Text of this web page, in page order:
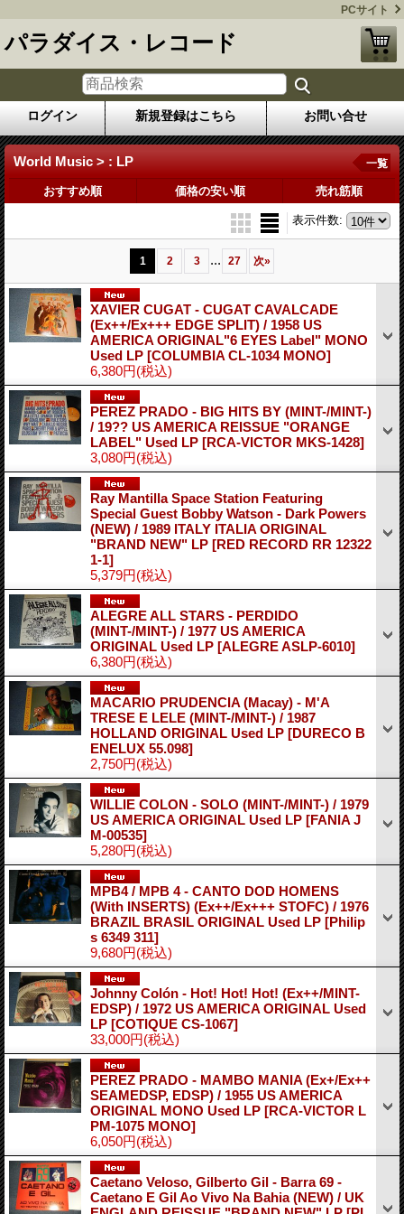
PCサイト
パラダイス・レコード
ログイン 新規登録はこちら お問い合せ
World Music > : LP 一覧
おすすめ順 価格の安い順 売れ筋順
表示件数:
1 2 3 ... 27 次»
XAVIER CUGAT - CUGAT CAVALCADE
(Ex++/Ex+++ EDGE SPLIT) / 1958 US
AMERICA ORIGINAL"6 EYES Label" MONO
Used LP [COLUMBIA CL-1034 MONO]
6,380円(税込)
PEREZ PRADO - BIG HITS BY (MINT-/MINT-)
/ 19?? US AMERICA REISSUE "ORANGE
LABEL" Used LP [RCA-VICTOR MKS-1428]
3,080円(税込)
Ray Mantilla Space Station Featuring
Special Guest Bobby Watson - Dark Powers
(NEW) / 1989 ITALY ITALIA ORIGINAL
"BRAND NEW" LP [RED RECORD RR 12322
1-1]
5,379円(税込)
ALEGRE ALL STARS - PERDIDO
(MINT-/MINT-) / 1977 US AMERICA
ORIGINAL Used LP [ALEGRE ASLP-6010]
6,380円(税込)
MACARIO PRUDENCIA (Macay) - M'A
TRESE E LELE (MINT-/MINT-) / 1987
HOLLAND ORIGINAL Used LP [DURECO B
ENELUX 55.098]
2,750円(税込)
WILLIE COLON - SOLO (MINT-/MINT-) / 1979
US AMERICA ORIGINAL Used LP [FANIA J
M-00535]
5,280円(税込)
MPB4 / MPB 4 - CANTO DOD HOMENS
(With INSERTS) (Ex++/Ex+++ STOFC) / 1976
BRAZIL BRASIL ORIGINAL Used LP [Philip
s 6349 311]
9,680円(税込)
Johnny Colón - Hot! Hot! Hot! (Ex++/MINT-
EDSP) / 1972 US AMERICA ORIGINAL Used
LP [COTIQUE CS-1067]
33,000円(税込)
PEREZ PRADO - MAMBO MANIA (Ex+/Ex++
SEAMEDSP, EDSP) / 1955 US AMERICA
ORIGINAL MONO Used LP [RCA-VICTOR L
PM-1075 MONO]
6,050円(税込)
Caetano Veloso, Gilberto Gil - Barra 69 -
Caetano E Gil Ao Vivo Na Bahia (NEW) / UK